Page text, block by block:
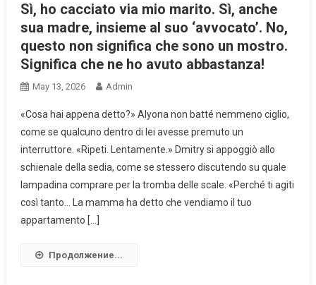
Sì, ho cacciato via mio marito. Sì, anche
sua madre, insieme al suo ‘avvocato’. No,
questo non significa che sono un mostro.
Significa che ne ho avuto abbastanza!
May 13, 2026 Admin
«Cosa hai appena detto?» Alyona non batté nemmeno ciglio,
come se qualcuno dentro di lei avesse premuto un
interruttore. «Ripeti. Lentamente.» Dmitry si appoggiò allo
schienale della sedia, come se stessero discutendo su quale
lampadina comprare per la tromba delle scale. «Perché ti agiti
così tanto… La mamma ha detto che vendiamo il tuo
appartamento […]
Продолжение...